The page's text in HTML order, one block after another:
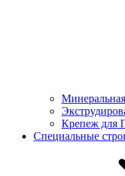
Крепеж для
Специальные